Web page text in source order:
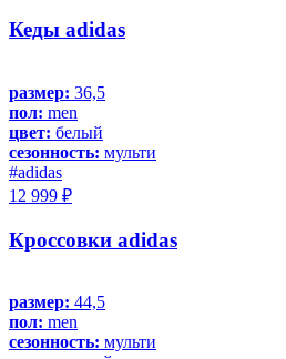
Кеды adidas
размер: 36,5
пол: men
цвет: белый
сезонность: мульти
#adidas
12 999 ₽
Кроссовки adidas
размер: 44,5
пол: men
сезонность: мульти